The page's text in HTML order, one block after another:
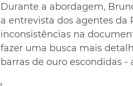
Durante a abordagem,
a entrevista dos agentes da
inconsistências na
fazer uma busca mais
barras de ouro escondidas